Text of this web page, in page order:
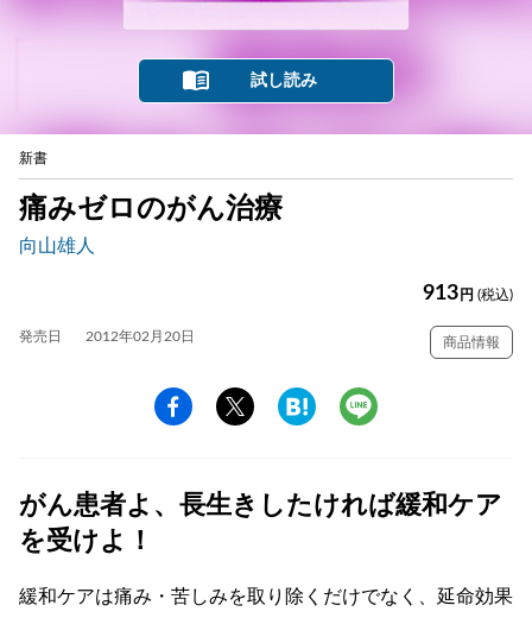
試し読み
新書
痛みゼロのがん治療
向山雄人
913 円 (税込)
発売日 2012年02月20日 商品情報
がん患者よ、長生きしたければ緩和ケア
を受けよ！
緩和ケアは痛み・苦しみを取り除くだけでなく、延命効果